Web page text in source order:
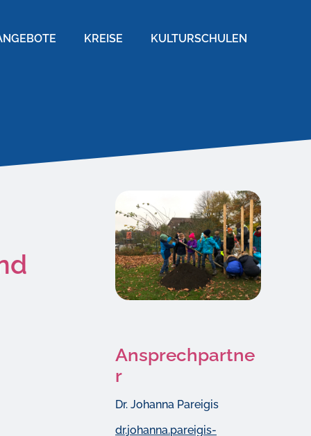
KREISE KULTURSCHULEN
Ansprechpartne
r
Dr. Johanna Pareigis
dr.johanna.pareigis-